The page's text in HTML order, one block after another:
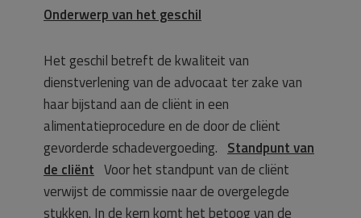
Onderwerp van het geschil
Het geschil betreft de kwaliteit van
dienstverlening van de advocaat ter zake van
haar bijstand aan de cliënt in een
alimentatieprocedure en de door de cliënt
gevorderde schadevergoeding. Standpunt van
de cliënt Voor het standpunt van de cliënt
verwijst de commissie naar de overgelegde
stukken. In de kern komt het betoog van de